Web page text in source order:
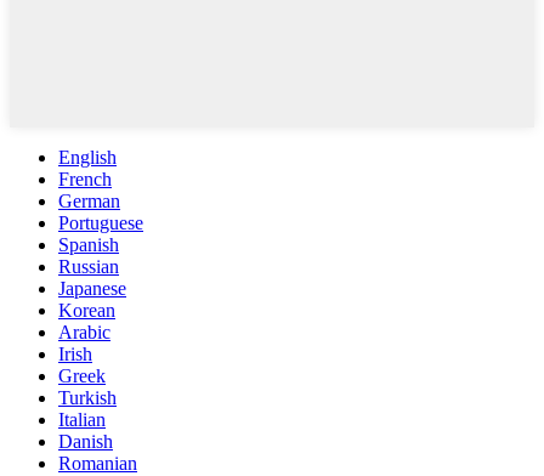
English
French
German
Portuguese
Spanish
Russian
Japanese
Korean
Arabic
Irish
Greek
Turkish
Italian
Danish
Romanian